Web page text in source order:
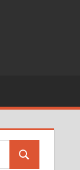
Buscar